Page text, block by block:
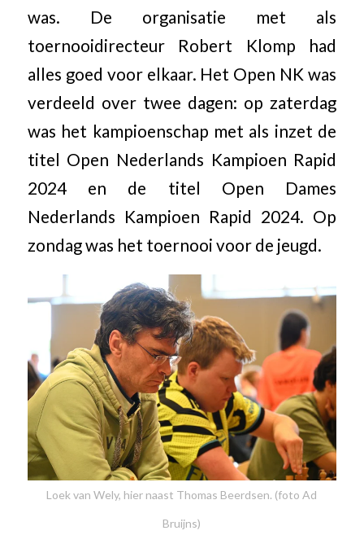
was. De organisatie met als
toernooidirecteur Robert Klomp had
alles goed voor elkaar. Het Open NK was
verdeeld over twee dagen: op zaterdag
was het kampioenschap met als inzet de
titel Open Nederlands Kampioen Rapid
2024 en de titel Open Dames
Nederlands Kampioen Rapid 2024. Op
zondag was het toernooi voor de jeugd.
Loek van Wely, hier naast Thomas Beerdsen. (foto Ad
Bruijns)